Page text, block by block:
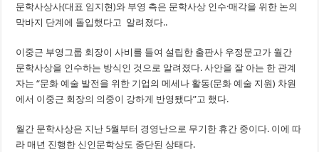
문학사상사(대표 임지현)와 부영 측은 문학사상 인수·매각을 위한 논의
막바지 단계에 돌입했다고 알려졌다..
이중근 부영그룹 회장이 사비를 들여 설립한 출판사 우정문고가 월간
문학사상을 인수하는 방식인 것으로 알려졌다. 사안을 잘 아는 한 관계
자는 “문화 예술 발전을 위한 기업의 메세나 활동(문화 예술 지원) 차원
에서 이중근 회장의 의중이 강하게 반영됐다”고 했다.
월간 문학사상은 지난 5월부터 경영난으로 무기한 휴간 중이다. 이에 따
라 매년 진행한 신인문학상도 중단된 상태다.